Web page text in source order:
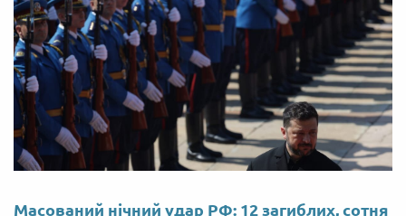
Масований нічний удар РФ: 12 загиблих, сотня